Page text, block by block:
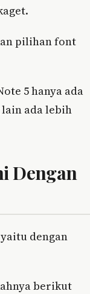
pilihan font
5 hanya ada
ada lebih
Dengan
dengan
berikut